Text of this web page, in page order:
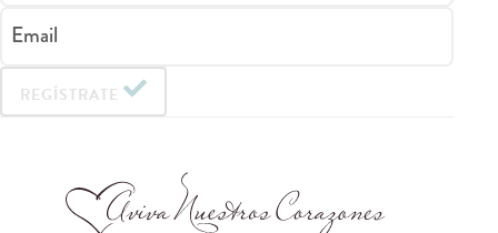
Email
REGÍSTRATE